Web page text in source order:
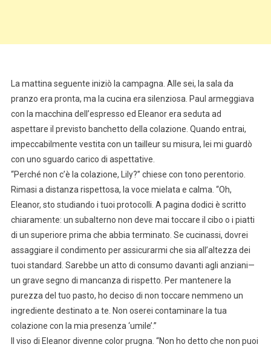
La mattina seguente iniziò la campagna. Alle sei, la sala da
pranzo era pronta, ma la cucina era silenziosa. Paul armeggiava
con la macchina dell’espresso ed Eleanor era seduta ad
aspettare il previsto banchetto della colazione. Quando entrai,
impeccabilmente vestita con un tailleur su misura, lei mi guardò
con uno sguardo carico di aspettative.
“Perché non c’è la colazione, Lily?” chiese con tono perentorio.
Rimasi a distanza rispettosa, la voce mielata e calma. “Oh,
Eleanor, sto studiando i tuoi protocolli. A pagina dodici è scritto
chiaramente: un subalterno non deve mai toccare il cibo o i piatti
di un superiore prima che abbia terminato. Se cucinassi, dovrei
assaggiare il condimento per assicurarmi che sia all’altezza dei
tuoi standard. Sarebbe un atto di consumo davanti agli anziani—
un grave segno di mancanza di rispetto. Per mantenere la
purezza del tuo pasto, ho deciso di non toccare nemmeno un
ingrediente destinato a te. Non oserei contaminare la tua
colazione con la mia presenza ‘umile’.”
Il viso di Eleanor divenne color prugna. “Non ho detto che non puoi